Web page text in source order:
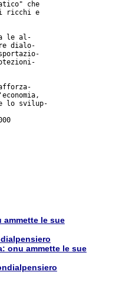
che
ricchi e
le al-
dialo-
lo svilup-
FONTE: TELEVIDEO - SAB. 15/4/2000
ammette le sue
onu ammette le sue